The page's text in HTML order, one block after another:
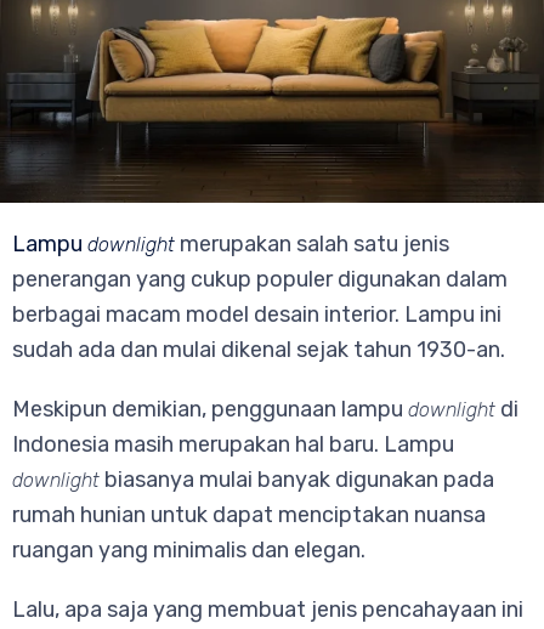
Lampu downlight merupakan salah satu jenis
penerangan yang cukup populer digunakan dalam
berbagai macam model desain interior. Lampu ini
sudah ada dan mulai dikenal sejak tahun 1930-an.
Meskipun demikian, penggunaan lampu downlight di
Indonesia masih merupakan hal baru. Lampu
downlight biasanya mulai banyak digunakan pada
rumah hunian untuk dapat menciptakan nuansa
ruangan yang minimalis dan elegan.
Lalu, apa saja yang membuat jenis pencahayaan ini